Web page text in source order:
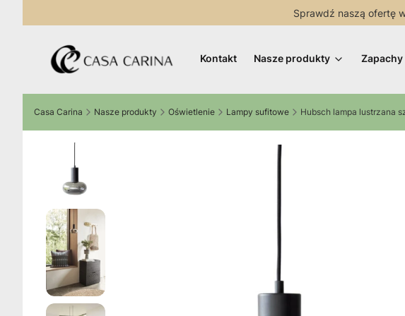
Sprawdź naszą ofertę
Kontakt Nasze produkty Zapachy
Casa Carina Nasze produkty Oświetlenie Lampy sufitowe Hubsch lampa lustrzana